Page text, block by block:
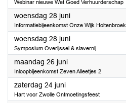
Webinar nieuwe Wet Goed Verhuurderschap
woensdag 28 juni2023
Informatiebijeenkomst Onze Wijk Holtenbroek
woensdag 28 juni2023
Symposium Overijssel & slavernij
maandag 26 juni2023
Inloopbijeenkomst Zeven Alleetjes 2
zaterdag 24 juni2023
Hart voor Zwolle Ontmoetingsfeest